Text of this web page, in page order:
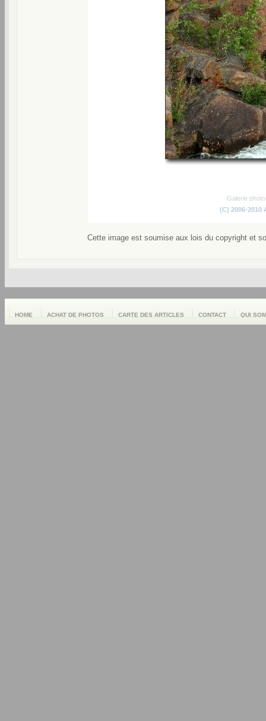
Galerie
(C) 2006-2010
Cette image est soumise aux lois du copyright et
HOME ACHAT DE PHOTOS CARTE DES ARTICLES CONTACT QUI